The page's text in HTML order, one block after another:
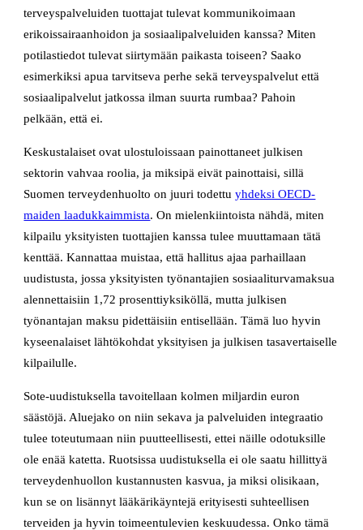
terveyspalveluiden tuottajat tulevat kommunikoimaan
erikoissairaanhoidon ja sosiaalipalveluiden kanssa? Miten
potilastiedot tulevat siirtymään paikasta toiseen? Saako
esimerkiksi apua tarvitseva perhe sekä terveyspalvelut että
sosiaalipalvelut jatkossa ilman suurta rumbaa? Pahoin
pelkään, että ei.
Keskustalaiset ovat ulostuloissaan painottaneet julkisen
sektorin vahvaa roolia, ja miksipä eivät painottaisi, sillä
Suomen terveydenhuolto on juuri todettuyhdeksi OECD-
maiden laadukkaimmista. On mielenkiintoista nähdä, miten
kilpailu yksityisten tuottajien kanssa tulee muuttamaan tätä
kenttää. Kannattaa muistaa, että hallitus ajaa parhaillaan
uudistusta, jossa yksityisten työnantajien sosiaaliturvamaksua
alennettaisiin 1,72 prosenttiyksiköllä, mutta julkisen
työnantajan maksu pidettäisiin entisellään. Tämä luo hyvin
kyseenalaiset lähtökohdat yksityisen ja julkisen tasavertaiselle
kilpailulle.
Sote-uudistuksella tavoitellaan kolmen miljardin euron
säästöjä. Aluejako on niin sekava ja palveluiden integraatio
tulee toteutumaan niin puutteellisesti, ettei näille odotuksille
ole enää katetta. Ruotsissa uudistuksella ei ole saatu hillittyä
terveydenhuollon kustannusten kasvua, ja miksi olisikaan,
kun se on lisännyt lääkärikäyntejä erityisesti suhteellisen
terveiden ja hyvin toimeentulevien keskuudessa. Onko tämä